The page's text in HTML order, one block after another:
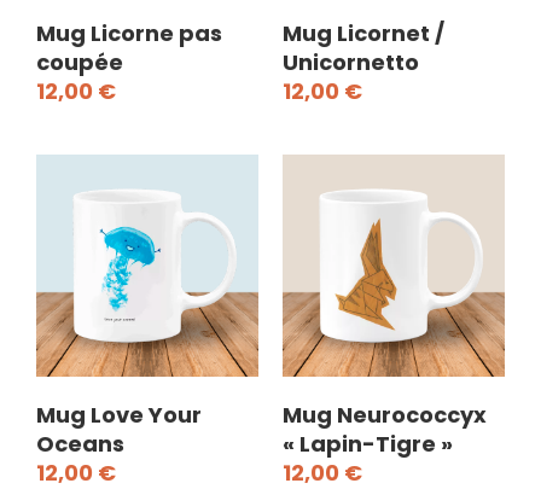
Mug Licorne pas
coupée
12,00 €
Mug Licornet /
Unicornetto
12,00 €
Mug Love Your
Oceans
12,00 €
Mug Neurococcyx
« Lapin-Tigre »
12,00 €